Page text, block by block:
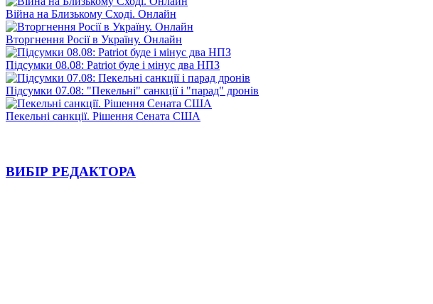
Війна на Близькому Сході. Онлайн
Вторгнення Росії в Україну. Онлайн
Підсумки 08.08: Patriot буде і мінус два НПЗ
Підсумки 07.08: "Пекельні" санкції і "парад" дронів
Пекельні санкції. Рішення Сената США
ВИБІР РЕДАКТОРА